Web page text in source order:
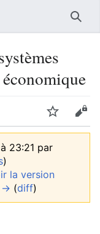
Suivre
23:21 par
)
la version
→ (diff)